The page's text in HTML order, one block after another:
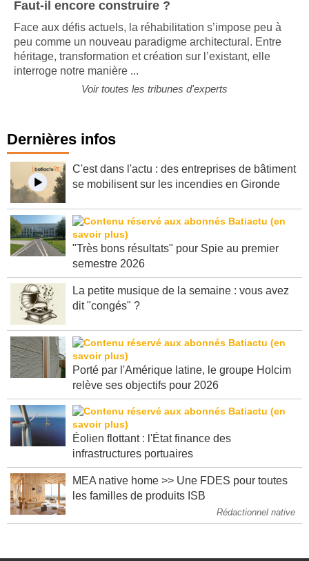
Faut-il encore construire ?
Face aux défis actuels, la réhabilitation s’impose peu à
peu comme un nouveau paradigme architectural. Entre
héritage, transformation et création sur l’existant, elle
interroge notre manière ...
Voir toutes les tribunes d'experts
Dernières infos
C'est dans l'actu : des entreprises de bâtiment
se mobilisent sur les incendies en Gironde
"Très bons résultats" pour Spie au premier
semestre 2026
La petite musique de la semaine : vous avez
dit "congés" ?
Porté par l'Amérique latine, le groupe Holcim
relève ses objectifs pour 2026
Éolien flottant : l'État finance des
infrastructures portuaires
MEA native home >> Une FDES pour toutes
les familles de produits ISB
Rédactionnel native